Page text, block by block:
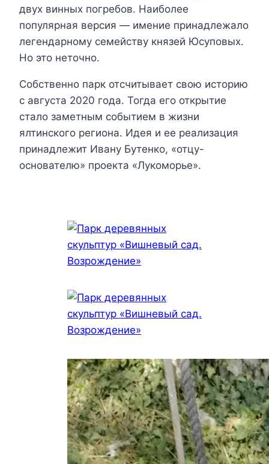
двух винных погребов. Наиболее
популярная версия — имение принадлежало
легендарному семейству князей Юсуповых.
Но это неточно.
Собственно парк отсчитывает свою историю
с августа 2020 года. Тогда его открытие
стало заметным событием в жизни
ялтинского региона. Идея и ее реализация
принадлежит Ивану Бутенко, «отцу-
основателю» проекта «Лукоморье».